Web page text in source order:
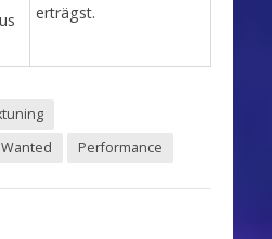
erträgst.
Performance